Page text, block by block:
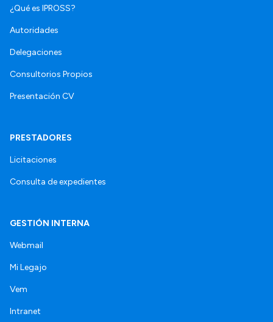
¿Qué es IPROSS?
Autoridades
Delegaciones
Consultorios Propios
Presentación CV
PRESTADORES
Licitaciones
Consulta de expedientes
GESTIÓN INTERNA
Webmail
Mi Legajo
Vem
Intranet